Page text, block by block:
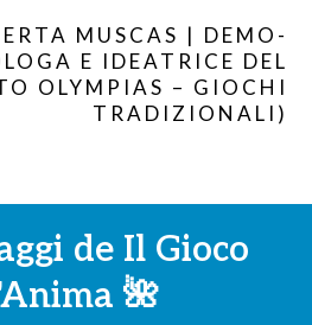
profondo, una forza
stessi. E continuare a
è un dono per le